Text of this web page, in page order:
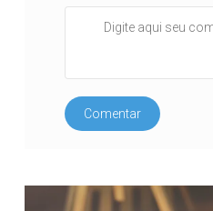
Comentar